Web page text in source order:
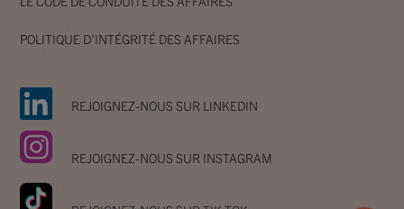
POLITIQUE D’INTÉGRITÉ DES AFFAIRES
REJOIGNEZ-NOUS SUR LINKEDIN
REJOIGNEZ-NOUS SUR INSTAGRAM